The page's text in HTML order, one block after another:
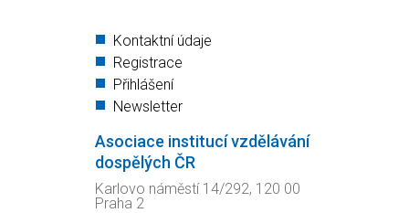
Kontaktní údaje
Registrace
Přihlášení
Newsletter
Asociace institucí vzdělávání
dospělých ČR
Karlovo náměstí 14/292, 120 00
Praha 2